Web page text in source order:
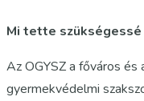
Mi tette
Az OGYSZ a főváros
gyermekvédelmi